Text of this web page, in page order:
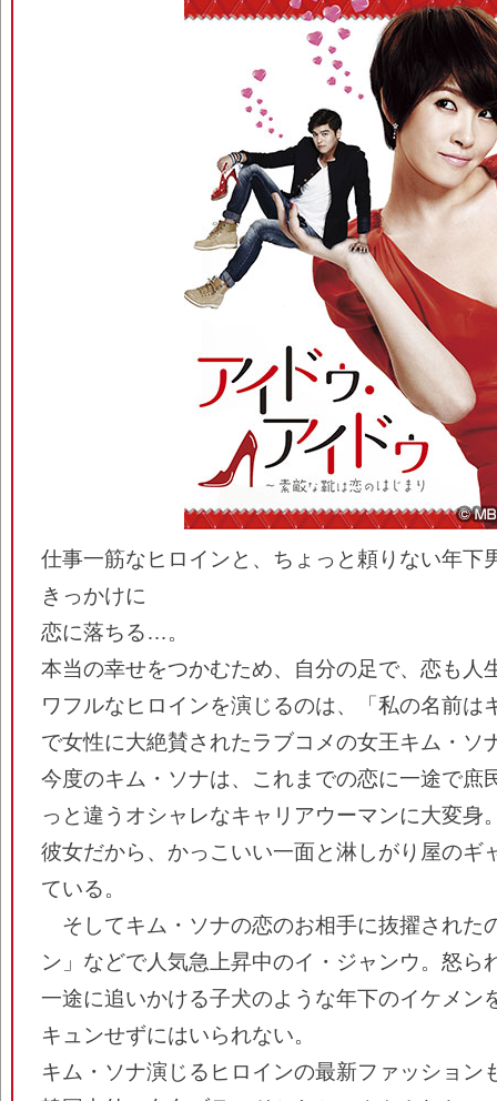
仕事一筋なヒロインと、ちょっと頼りない年下
きっかけに
恋に落ちる…。
本当の幸せをつかむため、自分の足で、恋も人
ワフルなヒロインを演じるのは、「私の名前は
で女性に大絶賛されたラブコメの女王キム・ソ
今度のキム・ソナは、これまでの恋に一途で庶
っと違うオシャレなキャリアウーマンに大変身
彼女だから、かっこいい一面と淋しがり屋のギ
ている。
そしてキム・ソナの恋のお相手に抜擢された
ン」などで人気急上昇中のイ・ジャンウ。怒ら
一途に追いかける子犬のような年下のイケメン
キュンせずにはいられない。
キム・ソナ演じるヒロインの最新ファッショ